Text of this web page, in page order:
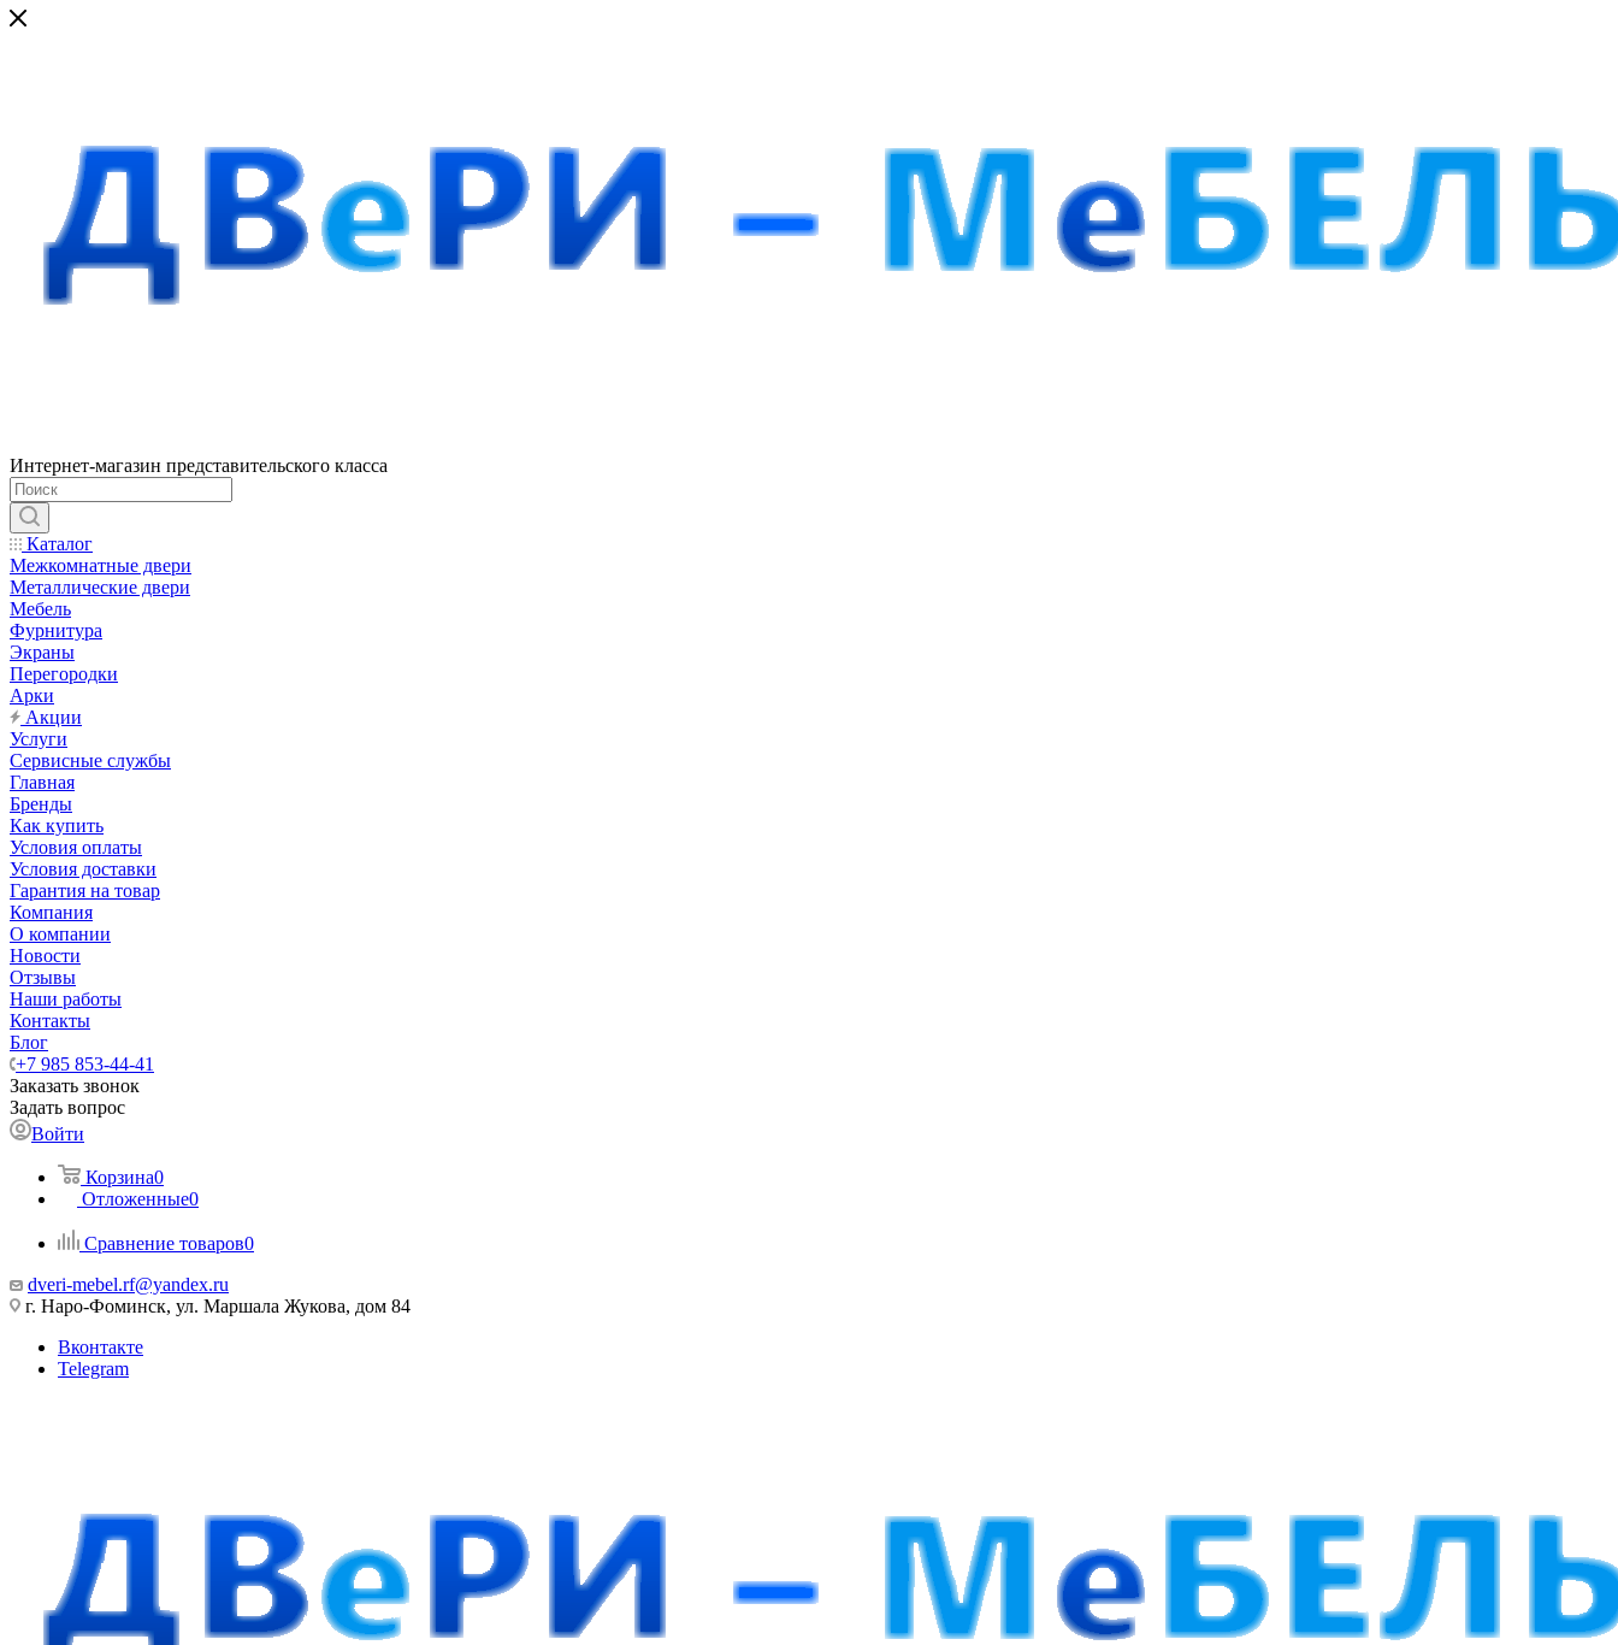
Интернет-магазин представительского класса
Каталог
Межкомнатные двери
Металлические двери
Мебель
Фурнитура
Экраны
Перегородки
Арки
Акции
Услуги
Сервисные службы
Главная
Бренды
Как купить
Условия оплаты
Условия доставки
Гарантия на товар
Компания
О компании
Новости
Отзывы
Наши работы
Контакты
Блог
+7 985 853-44-41
Заказать звонок
Задать вопрос
Войти
Корзина0
Отложенные0
Сравнение товаров0
dveri-mebel.rf@yandex.ru
г. Наро-Фоминск, ул. Маршала Жукова, дом 84
Вконтакте
Telegram